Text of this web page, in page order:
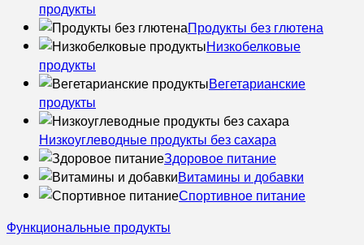
продукты
Продукты без глютена
Низкобелковые
продукты
Вегетарианские
продукты
Низкоуглеводные продукты без сахара
Здоровое питание
Витамины и добавки
Спортивное питание
Функциональные продукты